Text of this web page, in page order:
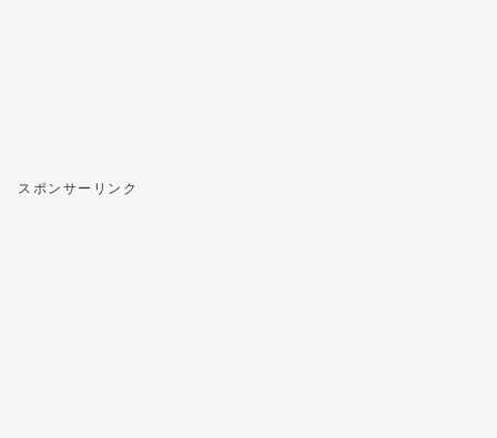
スポンサーリンク